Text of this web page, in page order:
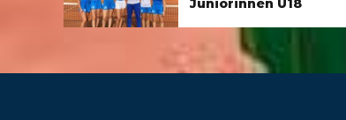
Juniorinnen U18